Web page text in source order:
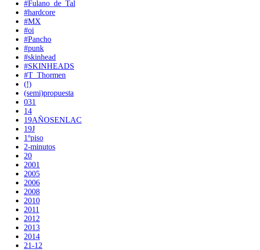
#Fulano_de_Tal
#hardcore
#MX
#oi
#Pancho
#punk
#skinhead
#SKINHEADS
#T_Thormen
(!)
(semi)propuesta
031
14
19AÑOSENLAC
19J
1ºpiso
2-minutos
20
2001
2005
2006
2008
2010
2011
2012
2013
2014
21-12